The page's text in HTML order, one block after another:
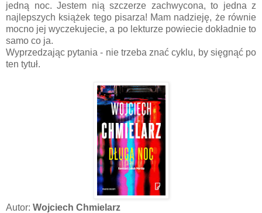
jedną noc. Jestem nią szczerze zachwycona, to jedna z
najlepszych książek tego pisarza! Mam nadzieję, że równie
mocno jej wyczekujecie, a po lekturze powiecie dokładnie to
samo co ja.
Wyprzedzając pytania - nie trzeba znać cyklu, by sięgnąć po
ten tytuł.
Autor: Wojciech Chmielarz